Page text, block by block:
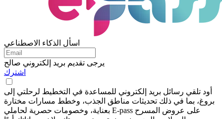
اسأل الذكاء الاصطناعي
يرجى تقديم بريد إلكتروني صالح
اشترك
أود تلقي رسائل بريد إلكتروني للمساعدة في التخطيط لرحلتي إلى
بروغ، بما في ذلك تحديثات مناطق الجذب، وخطط مسارات مختارة
بعناية، وخصومات حصرية لحاملي E-pass على عروض المسرح